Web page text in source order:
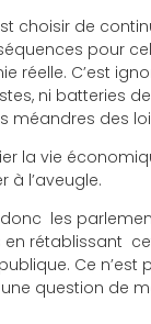
choisir de
pour
réelle. C’est
ni batteries
méandres des
la vie
à l’aveugle.
donc les
en rétablissant
Ce n’est
question de